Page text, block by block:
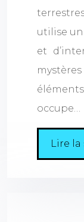
utilise
et
occupe…
Lire la